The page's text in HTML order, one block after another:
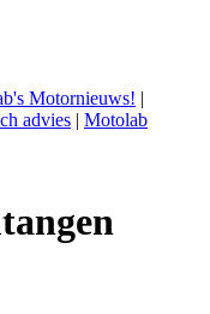
Motornieuws! |
advies | Motolab